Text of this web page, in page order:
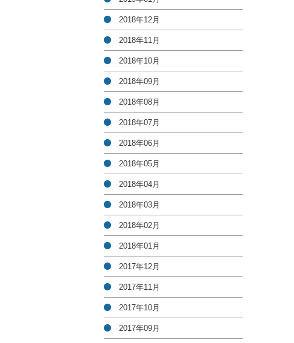
2018年12月
2018年11月
2018年10月
2018年09月
2018年08月
2018年07月
2018年06月
2018年05月
2018年04月
2018年03月
2018年02月
2018年01月
2017年12月
2017年11月
2017年10月
2017年09月